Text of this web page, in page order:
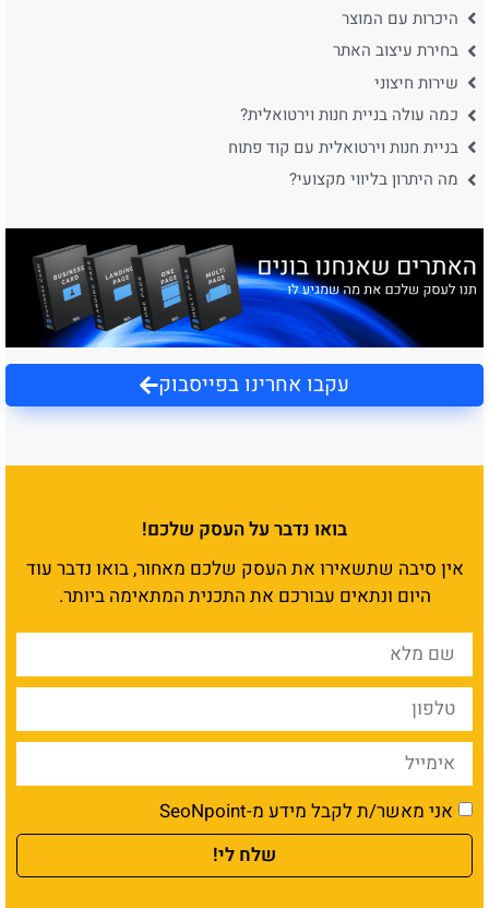
היכרות עם המוצר
בחירת עיצוב האתר
שירות חיצוני
כמה עולה בניית חנות וירטואלית?
בניית חנות וירטואלית עם קוד פתוח
מה היתרון בליווי מקצועי?
עקבו אחרינו בפייסבוק
בואו נדבר על העסק שלכם!
אין סיבה שתשאירו את העסק שלכם מאחור, בואו נדבר עוד
היום ונתאים עבורכם את התכנית המתאימה ביותר.
אני מאשר/ת לקבל מידע מ-SeoNpoint
שלח לי!